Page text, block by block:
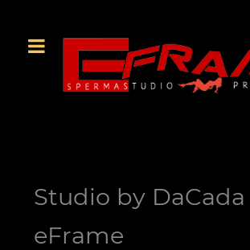
Studio by DaCada
eFrame